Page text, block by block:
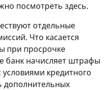
посмотреть здесь.
отдельные
Что касается
при просрочке
банк начисляет штрафы
кредитного
дополнительных